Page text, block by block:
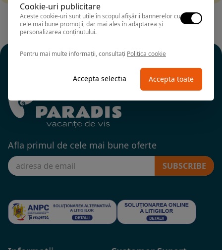
Afla primul de cele mai bune oferte
SUBSCRIBE
Cookie-uri publicitare
Aceste cookie-uri sunt utile în scopul afișării bannerelor cu
cele mai bune promoții, dar mai ales în adaptarea și
personalizarea conținutului.
Pentru mai multe informații, consultați Politica cookie
Accepta selectia Accepta toate